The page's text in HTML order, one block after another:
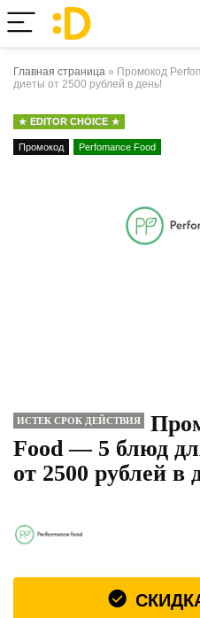
Главная страница » Промокод
диеты от 2500 рублей в день!
EDITOR CHOICE
Промокод Perfomance Food
ИСТЕК СРОК ДЕЙСТВИЯ
Food — 5 блюд
от 2500 рублей в